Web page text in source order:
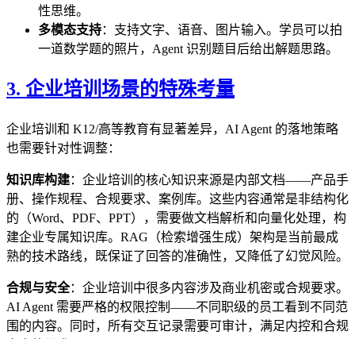
性思维。
多模态支持：支持文字、语音、图片输入。学员可以拍
一道数学题的照片，Agent 识别题目后给出解题思路。
3. 企业培训场景的特殊考量
企业培训和 K12/高等教育有显著差异，AI Agent 的落地策略
也需要针对性调整：
知识库构建：企业培训的核心知识来源是内部文档——产品手
册、操作规程、合规要求、案例库。这些内容通常是非结构化
的（Word、PDF、PPT），需要做文档解析和向量化处理，构
建企业专属知识库。RAG（检索增强生成）架构是当前最成
熟的技术路线，既保证了回答的准确性，又降低了幻觉风险。
合规与安全：企业培训中很多内容涉及商业机密或合规要求。
AI Agent 需要严格的权限控制——不同职级的员工看到不同范
围的内容。同时，所有交互记录需要可审计，满足内控和合规